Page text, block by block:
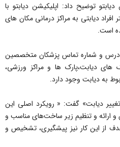
توضیح داد: اپلیکیشن دیابتو با
دیابتی به مراکز درمانی مکان های
است.
آدرس و شماره تماس پزشکان متخصصین
های دیابت،پارک ها و مراکز ورزشی،
به دیابت وجود دارد.
دیابت» گفت: « رویکرد اصلی این
ارائه و تنظیم زیر ساخت‌های مناسب و
این کار نیز پیشگیری، تشخیص و